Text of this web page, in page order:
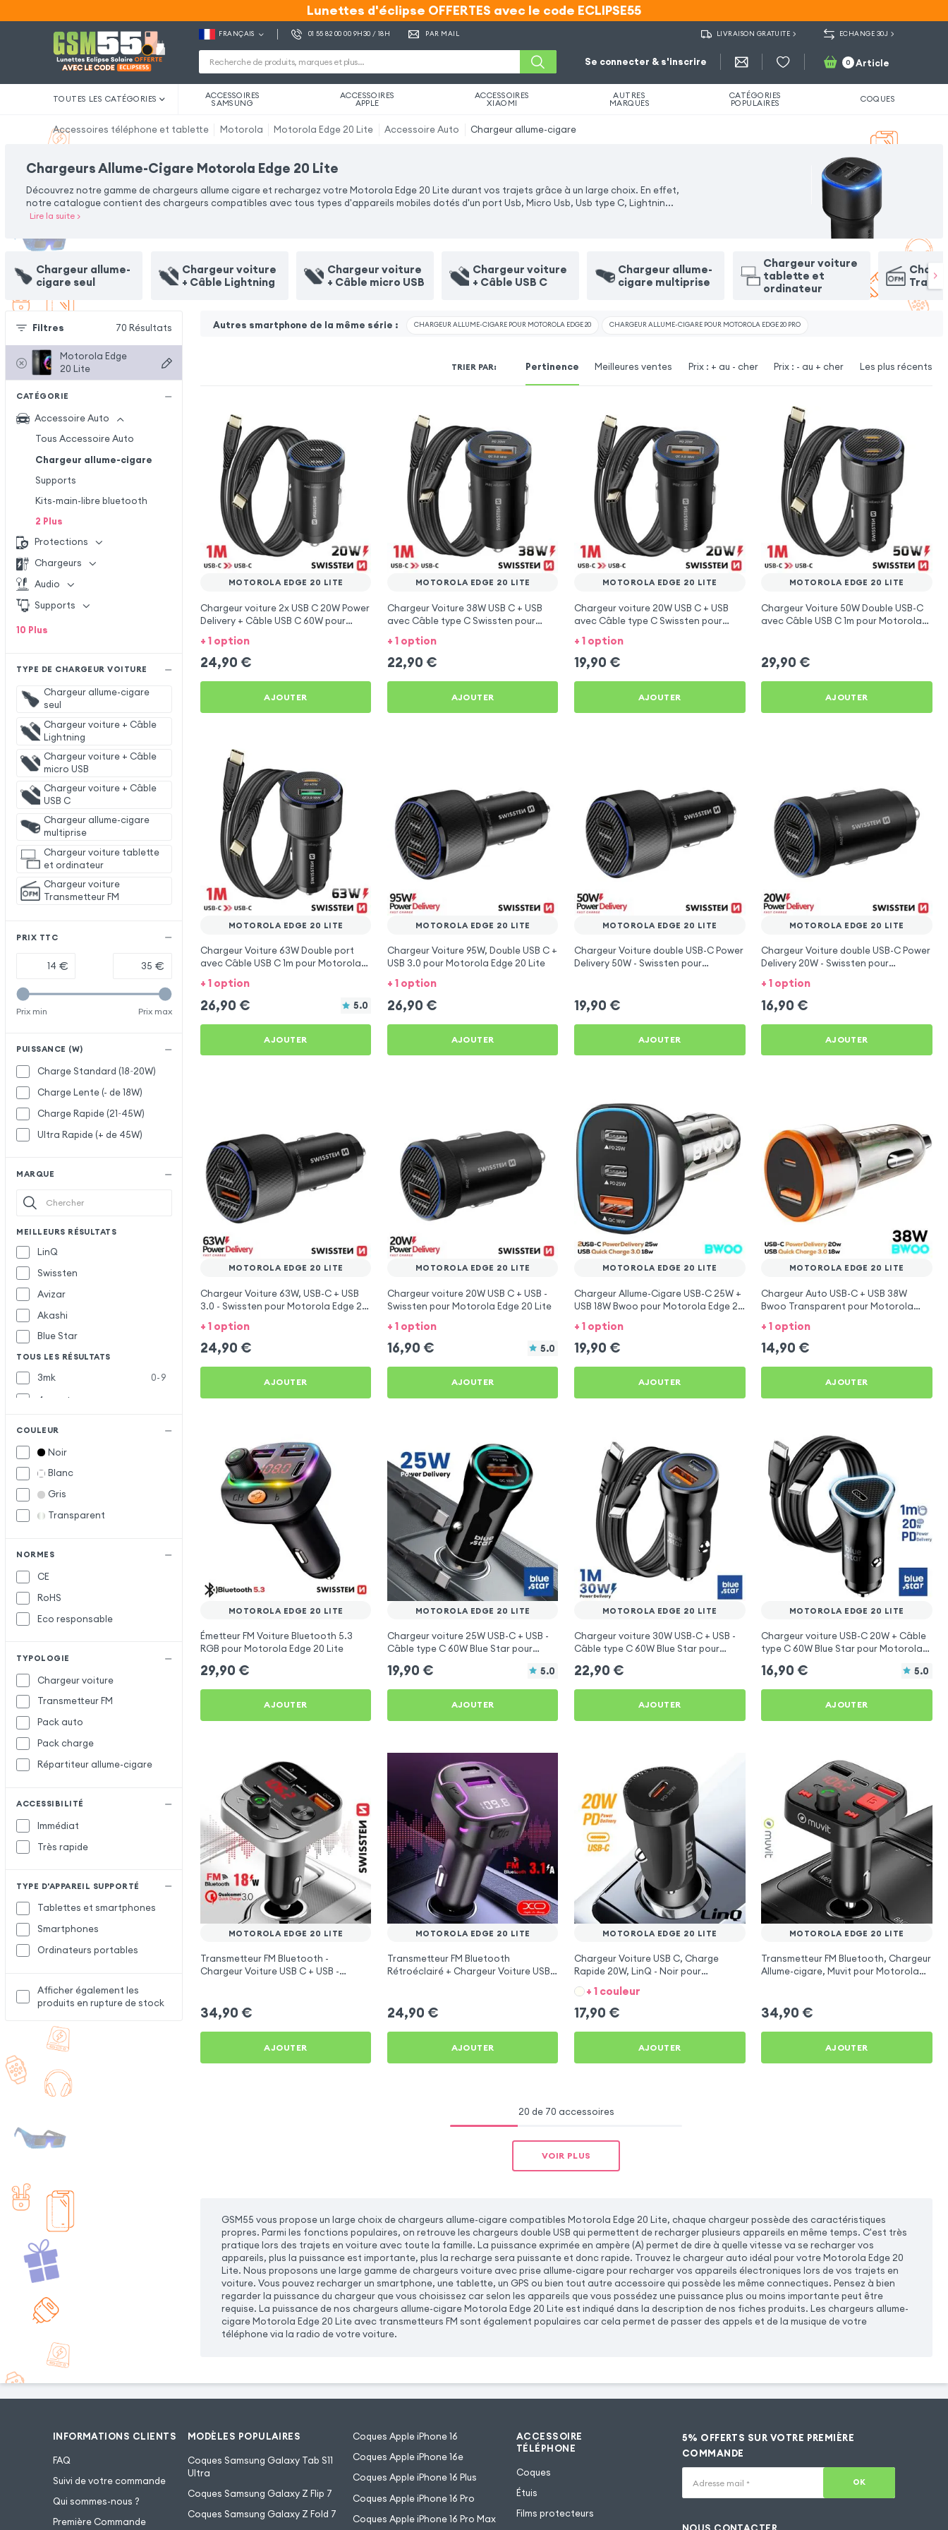
Lunettes d'éclipse OFFERTES avec le code ECLIPSE55
Lunettes d'éclipse OFFERTES avec le code ECLIPSE55
FRANÇAIS 01 55 82 00 00 9H30 / 18H PAR MAIL LIVRAISON GRATUITE ECHANGE 30J
Se connecter & s'inscrire 0 Article
TOUTES LES CATÉGORIES ACCESSOIRES
SAMSUNG
ACCESSOIRES
APPLE
ACCESSOIRES
XIAOMI
AUTRES
MARQUES
CATÉGORIES
POPULAIRES COQUES
Accessoires téléphone et tablette Motorola Motorola Edge 20 Lite Accessoire Auto Chargeur allume-cigare
Chargeurs Allume-Cigare Motorola Edge 20 Lite
Découvrez notre gamme de chargeurs allume cigare et rechargez votre Motorola Edge 20 Lite durant vos trajets grâce à un large choix. En effet,
notre catalogue contient des chargeurs compatibles avec tous types d'appareils mobiles dotés d'un port Usb, Micro Usb, Usb type C, Lightnin...
Lire la suite>
Chargeur allume-
cigare seul
Chargeur voiture
+ Câble Lightning
Chargeur voiture
+ Câble micro USB
Chargeur voiture
+ Câble USB C
Chargeur allume-
cigare multiprise
Chargeur voiture
tablette et
ordinateur
Filtres 70 Résultats
Motorola Edge
20 Lite
CATÉGORIE
Accessoire Auto
Tous Accessoire Auto
Chargeur allume-cigare
Supports
Kits-main-libre bluetooth
2 Plus
Protections
Chargeurs
Audio
Supports
10 Plus
TYPE DE CHARGEUR VOITURE
Chargeur allume-cigare
seul
Chargeur voiture + Câble
Lightning
Chargeur voiture + Câble
micro USB
Chargeur voiture + Câble
USB C
Chargeur allume-cigare
multiprise
Chargeur voiture tablette
et ordinateur
Chargeur voiture
Transmetteur FM
PRIX TTC
€ €
Prix min Prix max
PUISSANCE (W)
Charge Standard (18~20W)
Charge Lente (- de 18W)
Charge Rapide (21~45W)
Ultra Rapide (+ de 45W)
MARQUE
MEILLEURS RÉSULTATS
LinQ
Swissten
Avizar
Akashi
Blue Star
TOUS LES RÉSULTATS
3mk
0-9
4smarts
Forcell
Forever
Muvit
M
Samsung
Satechi
Setty
COULEUR
Noir
Blanc
Gris
Transparent
NORMES
CE
RoHS
Eco responsable
TYPOLOGIE
Chargeur voiture
Transmetteur FM
Pack auto
Pack charge
Répartiteur allume-cigare
ACCESSIBILITÉ
Immédiat
Très rapide
TYPE D'APPAREIL SUPPORTÉ
Tablettes et smartphones
Smartphones
Ordinateurs portables
Afficher également les
produits en rupture de stock
Autres smartphone de la même série : CHARGEUR ALLUME-CIGARE POUR MOTOROLA EDGE 20 CHARGEUR ALLUME-CIGARE POUR MOTOROLA EDGE 20 PRO
TRIER PAR: Pertinence Meilleures ventes Prix : + au - cher Prix : - au + cher Les plus récents
MOTOROLA EDGE 20 LITE
Chargeur voiture 2x USB C 20W Power
Delivery + Câble USB C 60W pour
Motorola Edge 20 Lite
+ 1 option
24,90 €
AJOUTER
MOTOROLA EDGE 20 LITE
Chargeur Voiture 38W USB C + USB
avec Câble type C Swissten pour
Motorola Edge 20 Lite
+ 1 option
22,90 €
AJOUTER
MOTOROLA EDGE 20 LITE
Chargeur voiture 20W USB C + USB
avec Câble type C Swissten pour
Motorola Edge 20 Lite
+ 1 option
19,90 €
AJOUTER
MOTOROLA EDGE 20 LITE
Chargeur Voiture 50W Double USB-C
avec Câble USB C 1m pour Motorola
29,90 €
AJOUTER
MOTOROLA EDGE 20 LITE
Chargeur Voiture 63W Double port
avec Câble USB C 1m pour Motorola
Edge 20 Lite
+ 1 option
26,90 € 5.0
AJOUTER
MOTOROLA EDGE 20 LITE
Chargeur Voiture 95W, Double USB C +
USB 3.0 pour Motorola Edge 20 Lite
+ 1 option
26,90 €
AJOUTER
MOTOROLA EDGE 20 LITE
Chargeur Voiture double USB-C Power
Delivery 50W - Swissten pour
19,90 €
AJOUTER
MOTOROLA EDGE 20 LITE
Chargeur Voiture double USB-C Power
Delivery 20W - Swissten pour
Motorola Edge 20 Lite
+ 1 option
16,90 €
AJOUTER
MOTOROLA EDGE 20 LITE
Chargeur Voiture 63W, USB-C + USB
3.0 - Swissten pour Motorola Edge 20
+ 1 option
24,90 €
AJOUTER
MOTOROLA EDGE 20 LITE
Chargeur voiture 20W USB C + USB -
Swissten pour Motorola Edge 20 Lite
+ 1 option
16,90 € 5.0
AJOUTER
MOTOROLA EDGE 20 LITE
Chargeur Allume-Cigare USB-C 25W +
USB 18W Bwoo pour Motorola Edge 20
+ 1 option
19,90 €
AJOUTER
MOTOROLA EDGE 20 LITE
Chargeur Auto USB-C + USB 38W
Bwoo Transparent pour Motorola
Edge 20 Lite
+ 1 option
14,90 €
AJOUTER
MOTOROLA EDGE 20 LITE
Émetteur FM Voiture Bluetooth 5.3
RGB pour Motorola Edge 20 Lite
29,90 €
AJOUTER
MOTOROLA EDGE 20 LITE
Chargeur voiture 25W USB-C + USB -
Câble type C 60W Blue Star pour
19,90 € 5.0
AJOUTER
MOTOROLA EDGE 20 LITE
Chargeur voiture 30W USB-C + USB -
Câble type C 60W Blue Star pour
22,90 €
AJOUTER
MOTOROLA EDGE 20 LITE
Chargeur voiture USB-C 20W + Câble
type C 60W Blue Star pour Motorola
16,90 € 5.0
AJOUTER
MOTOROLA EDGE 20 LITE
Transmetteur FM Bluetooth -
Chargeur Voiture USB C + USB -
34,90 €
AJOUTER
MOTOROLA EDGE 20 LITE
Transmetteur FM Bluetooth
Rétroéclairé + Chargeur Voiture USB
24,90 €
AJOUTER
MOTOROLA EDGE 20 LITE
Chargeur Voiture USB C, Charge
Rapide 20W, LinQ - Noir pour
Motorola Edge 20 Lite
+ 1 couleur
17,90 €
AJOUTER
MOTOROLA EDGE 20 LITE
Transmetteur FM Bluetooth, Chargeur
Allume-cigare, Muvit pour Motorola
34,90 €
AJOUTER
20 de 70 accessoires
VOIR PLUS
GSM55 vous propose un large choix de chargeurs allume-cigare compatibles Motorola Edge 20 Lite, chaque chargeur possède des caractéristiques
propres. Parmi les fonctions populaires, on retrouve les chargeurs double USB qui permettent de recharger plusieurs appareils en même temps. C'est très
pratique lors des trajets en voiture avec toute la famille. La puissance exprimée en ampère (A) permet de dire à quelle vitesse va se recharger vos
appareils, plus la puissance est importante, plus la recharge sera puissante et donc rapide. Trouvez le chargeur auto idéal pour votre Motorola Edge 20
Lite. Nous proposons une large gamme de chargeurs voiture avec prise allume-cigare pour recharger vos appareils électroniques lors de vos trajets en
voiture. Vous pouvez recharger un smartphone, une tablette, un GPS ou bien tout autre accessoire qui possède les même connectiques. Pensez à bien
regarder la puissance du chargeur que vous choisissez car selon les appareils que vous possédez une puissance plus ou moins importante peut être
requise. La puissance de nos chargeurs allume-cigare Motorola Edge 20 Lite est indiqué dans la description de nos fiches produits. Les chargeurs allume-
cigare Motorola Edge 20 Lite avec transmetteurs FM sont également populaires car cela permet de passer des appels et de la musique de votre
téléphone via la radio de votre voiture.
INFORMATIONS CLIENTS
FAQ
Suivi de votre commande
Qui sommes-nous ?
Première Commande
MODÈLES POPULAIRES
Coques Samsung Galaxy Tab S11
Ultra
Coques Samsung Galaxy Z Flip 7
Coques Samsung Galaxy Z Fold 7
Coques Apple iPhone 16
Coques Apple iPhone 16e
Coques Apple iPhone 16 Plus
Coques Apple iPhone 16 Pro
Coques Apple iPhone 16 Pro Max
ACCESSOIRE
TÉLÉPHONE
Coques
Étuis
Films protecteurs
5% OFFERTS SUR VOTRE PREMIÈRE
COMMANDE
Adresse mail * OK